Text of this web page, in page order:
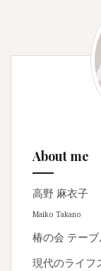
About me
高野 麻衣子
Maiko Takano
椿の会 テー
現代のライフ